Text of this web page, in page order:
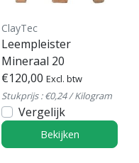
ClayTec
Leempleister
Mineraal 20
€120,00 Excl. btw
Stukprijs : €0,24 / Kilogram
Vergelijk
Bekijken